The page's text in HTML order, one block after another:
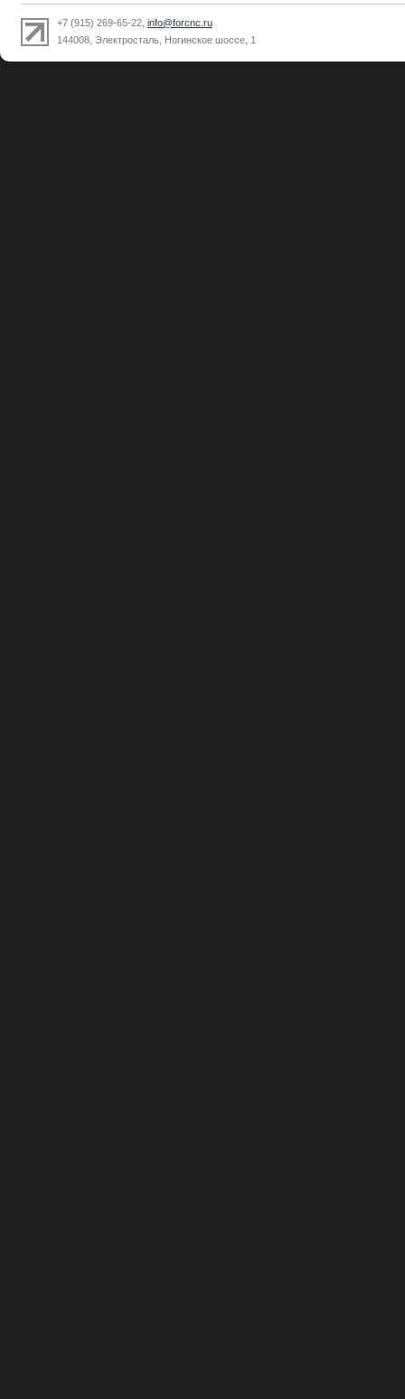
+7 (915) 269-65-22, info@forcnc.ru
144008, Электросталь, Ногинское шоссе, 1